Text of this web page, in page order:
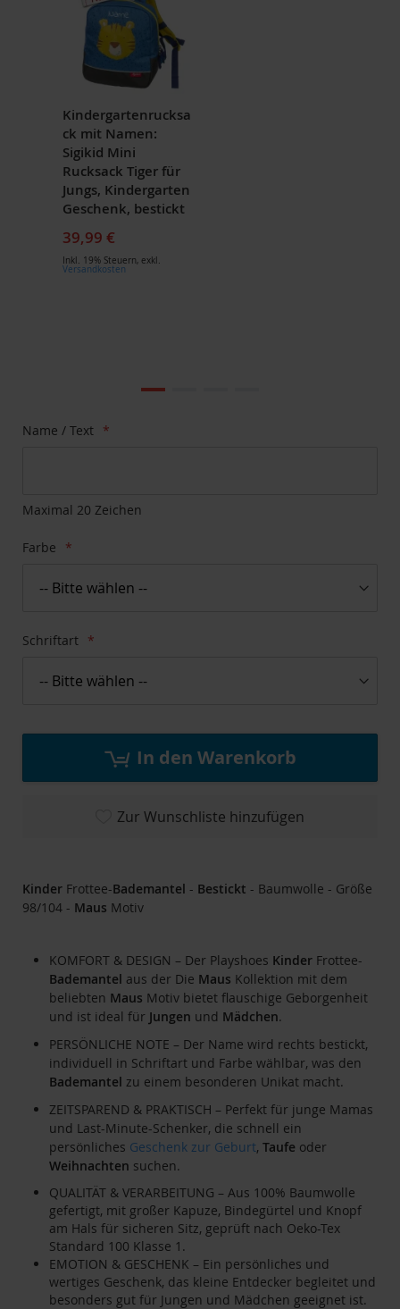
Kinder Frottee-Bademantel - Bestickt - Baumwolle - Größe
98/104 - Maus Motiv
KOMFORT & DESIGN – Der Playshoes Kinder Frottee-
Bademantel aus der Die Maus Kollektion mit dem
beliebten Maus Motiv bietet flauschige Geborgenheit
und ist ideal für Jungen und Mädchen.
PERSÖNLICHE NOTE – Der Name wird rechts bestickt,
individuell in Schriftart und Farbe wählbar, was den
Bademantel zu einem besonderen Unikat macht.
ZEITSPAREND & PRAKTISCH – Perfekt für junge Mamas
und Last-Minute-Schenker, die schnell ein
persönliches Geschenk zur Geburt, Taufe oder
Weihnachten suchen.
QUALITÄT & VERARBEITUNG – Aus 100% Baumwolle
gefertigt, mit großer Kapuze, Bindegürtel und Knopf
am Hals für sicheren Sitz, geprüft nach Oeko-Tex
Standard 100 Klasse 1.
EMOTION & GESCHENK – Ein persönliches und
wertiges Geschenk, das kleine Entdecker begleitet und
besonders gut für Jungen und Mädchen geeignet ist.
Bildgalerie
Zum
springen
Name / Text
Maximal 20 Zeichen
Farbe
Schriftart
In den Warenkorb
Zur Wunschliste hinzufügen
Kindergartenrucksa
ck mit Namen:
Sigikid Mini
Rucksack Tiger für
Jungs, Kindergarten
Geschenk, bestickt
39,99 €
Inkl. 19% Steuern, exkl.
Versandkosten